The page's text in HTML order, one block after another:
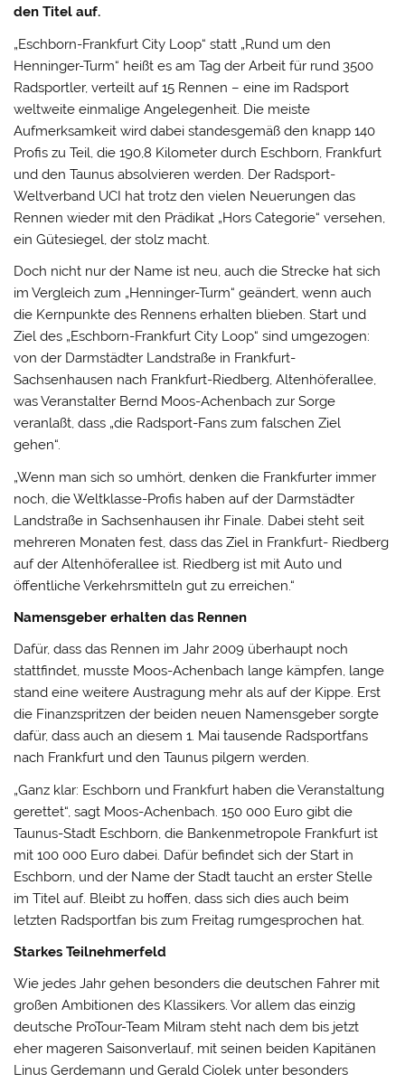
den Titel auf.
„Eschborn-Frankfurt City Loop“ statt „Rund um den
Henninger-Turm“ heißt es am Tag der Arbeit für rund 3500
Radsportler, verteilt auf 15 Rennen – eine im Radsport
weltweite einmalige Angelegenheit. Die meiste
Aufmerksamkeit wird dabei standesgemäß den knapp140
Profis zu Teil, die 190,8 Kilometer durch Eschborn, Frankfurt
und den Taunus absolvieren werden. Der Radsport-
Weltverband UCI hat trotz den vielen Neuerungen das
Rennen wieder mit den Prädikat „Hors Categorie“ versehen,
ein Gütesiegel, der stolz macht.
Doch nicht nur der Name ist neu, auch die Strecke hat sich
im Vergleich zum „Henninger-Turm“ geändert, wenn auch
die Kernpunkte des Rennens erhalten blieben. Start und
Ziel des „Eschborn-Frankfurt City Loop“ sind umgezogen:
von der Darmstädter Landstraße in Frankfurt-
Sachsenhausen nach Frankfurt-Riedberg, Altenhöferallee,
was Veranstalter Bernd Moos-Achenbach zur Sorge
veranlaßt, dass „die Radsport-Fans zum falschen Ziel
gehen“.
„Wenn man sich so umhört, denken die Frankfurter immer
noch, die Weltklasse-Profis haben auf der Darmstädter
Landstraße in Sachsenhausen ihr Finale. Dabei steht seit
mehreren Monaten fest, dass das Ziel in Frankfurt- Riedberg
auf der Altenhöferallee ist. Riedberg ist mit Auto und
öffentliche Verkehrsmitteln gut zu erreichen.“
Namensgeber erhalten das Rennen
Dafür, dass das Rennen im Jahr 2009 überhaupt noch
stattfindet, musste Moos-Achenbach lange kämpfen, lange
stand eine weitere Austragung mehr als auf der Kippe. Erst
die Finanzspritzen der beiden neuen Namensgeber sorgte
dafür, dass auch an diesem 1. Mai tausende Radsportfans
nach Frankfurt und den Taunus pilgern werden.
„Ganz klar: Eschborn und Frankfurt haben die Veranstaltung
gerettet“, sagt Moos-Achenbach. 150 000 Euro gibt die
Taunus-Stadt Eschborn, die Bankenmetropole Frankfurt ist
mit 100 000 Euro dabei. Dafür befindet sich der Start in
Eschborn, und der Name der Stadt taucht an erster Stelle
im Titel auf. Bleibt zu hoffen, dass sich dies auch beim
letzten Radsportfan bis zum Freitag rumgesprochen hat.
Starkes Teilnehmerfeld
Wie jedes Jahr gehen besonders die deutschen Fahrer mit
großen Ambitionen des Klassikers. Vor allem das einzig
deutsche ProTour-Team Milram steht nach dem bis jetzt
eher mageren Saisonverlauf, mit seinen beiden Kapitänen
Linus Gerdemann und Gerald Ciolek unter besonders